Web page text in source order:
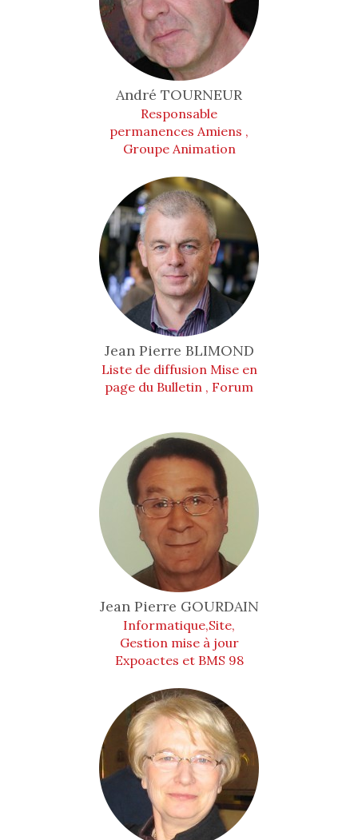
André TOURNEUR
Responsable
permanences Amiens ,
Groupe Animation
Jean Pierre BLIMOND
Liste de diffusion Mise en
page du Bulletin , Forum
Jean Pierre GOURDAIN
Informatique,Site,
Gestion mise à jour
Expoactes et BMS 98